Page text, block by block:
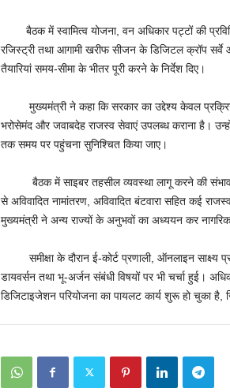
बैठक में स्वामित्व योजना, वन अधिकार पट्टों की
रजिस्ट्री तथा आगामी खरीफ सीजन के डिजिटल क्रॉप सर्वे
तैयारियां समय-सीमा के भीतर पूरी करने के निर्देश दिए।
मुख्यमंत्री ने कहा कि सरकार का उद्देश्य केवल
भरोसेमंद और जवाबदेह राजस्व सेवाएं उपलब्ध कराना है।
तक समय पर पहुंचना सुनिश्चित किया जाए।
बैठक में साइबर तहसील व्यवस्था लागू करने की
से अविवादित नामांतरण, अविवादित बंटवारा सहित कई
मुख्यमंत्री ने अन्य राज्यों के अनुभवों का अध्ययन कर
समीक्षा के दौरान ई-कोर्ट प्रणाली, ऑनलाइन साक्ष्य
डायवर्सन तथा भू-अर्जन संबंधी विषयों पर भी चर्चा हुई।
डिजिटाइजेशन परियोजना का पायलट कार्य शुरू हो चुका